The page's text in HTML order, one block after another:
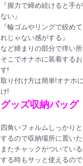
『握力で締め続けると手
ない』
『輪ゴムやリングで絞め
れじゃない感がする』
など締まりの部分で痒い
そこでオナホに装着する
す!
取り付け方は簡単!オナホ
け!
グッズ収納バッグ
四角いフォルムしっかり
するので収納場所に置いた
またチャックがついてい
する時もサッと使えるの